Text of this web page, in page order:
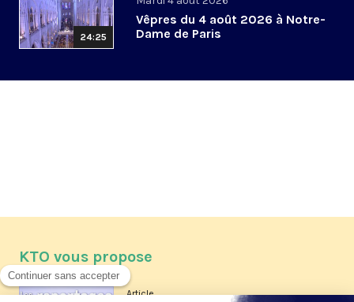
24:25
Vêpres du 4 août 2026 à Notre-
Dame de Paris
KTO vous propose
Article